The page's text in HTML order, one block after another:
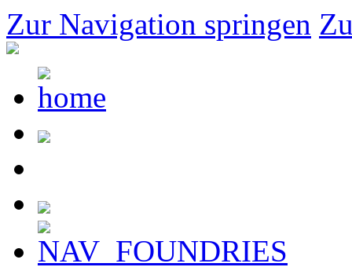
Zur Navigation springen